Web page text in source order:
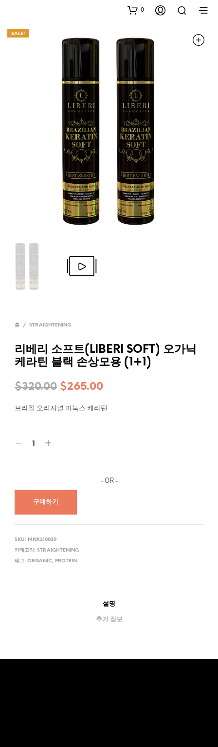
0
SALE!
홈 / STRAIGHTENING
리베리 소프트(LIBERI SOFT) 오가닉
케라틴 블랙 손상모용 (1+1)
$320.00 $265.00
브라질 오리지널 마눅스 케라틴
– OR –
구매하기
SKU: MNX210020
카테고리: STRAIGHTENING
태그: ORGANIC, PROTEIN
설명
추가 정보